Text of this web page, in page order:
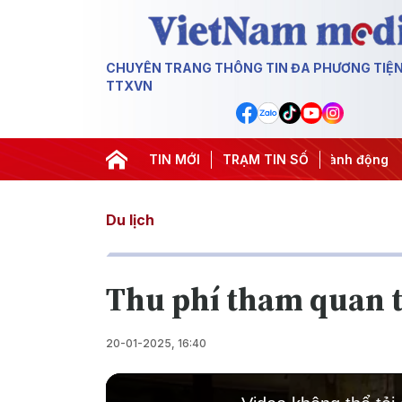
CHUYÊN TRANG THÔNG TIN ĐA PHƯƠNG
TTXVN
TIN MỚI TRẠM TIN SỐ
#Đưa Nghị quyết thành hành động #Chiến
Du lịch
Thu phí tham quan
20-01-2025, 16:40
This